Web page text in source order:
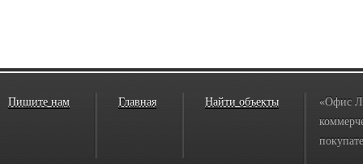
Пишите нам Главная Найти объекты
«Офис